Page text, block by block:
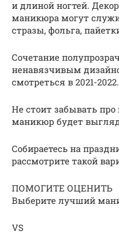
и длиной ногтей.
маникюра могут
стразы, фольга,
Сочетание
ненавязчивым
смотреться в 2021-2022.
Не стоит забывать про
маникюр будет
Собираетесь на
рассмотрите такой
ПОМОГИТЕ ОЦЕНИТЬ
Выберите лучший
VS